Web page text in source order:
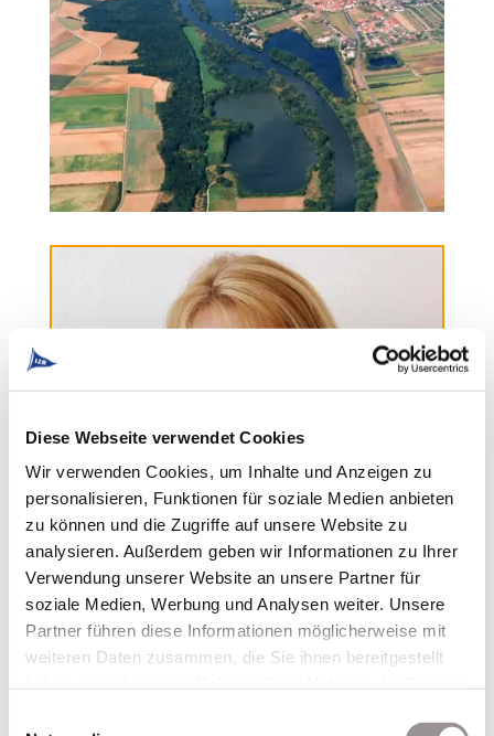
Diese Webseite verwendet Cookies
Wir verwenden Cookies, um Inhalte und Anzeigen zu
personalisieren, Funktionen für soziale Medien anbieten
zu können und die Zugriffe auf unsere Website zu
analysieren. Außerdem geben wir Informationen zu Ihrer
Verwendung unserer Website an unsere Partner für
soziale Medien, Werbung und Analysen weiter. Unsere
Partner führen diese Informationen möglicherweise mit
weiteren Daten zusammen, die Sie ihnen bereitgestellt
Elisabeth Ziegler
Führungen & Informationen & Presse ..